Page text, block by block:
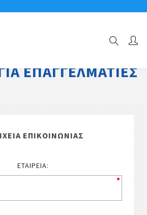
ΕΠΑΓΓΕΛΜΑΤΊΕΣ
ΕΠΙΚΟΙΝΩΝΊΑΣ
ΕΤΑΙΡΕΊΑ: